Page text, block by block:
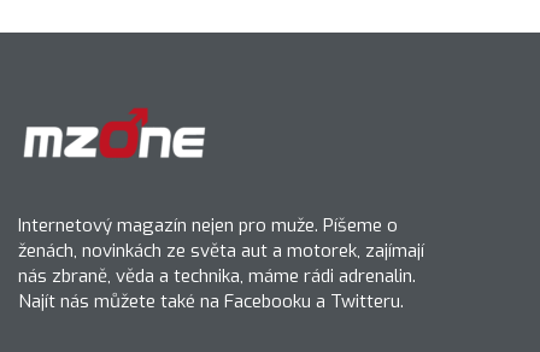
Internetový magazín nejen pro muže. Píšeme o
ženách, novinkách ze světa aut a motorek, zajímají
nás zbraně, věda a technika, máme rádi adrenalin.
Najít nás můžete také na Facebooku a Twitteru.